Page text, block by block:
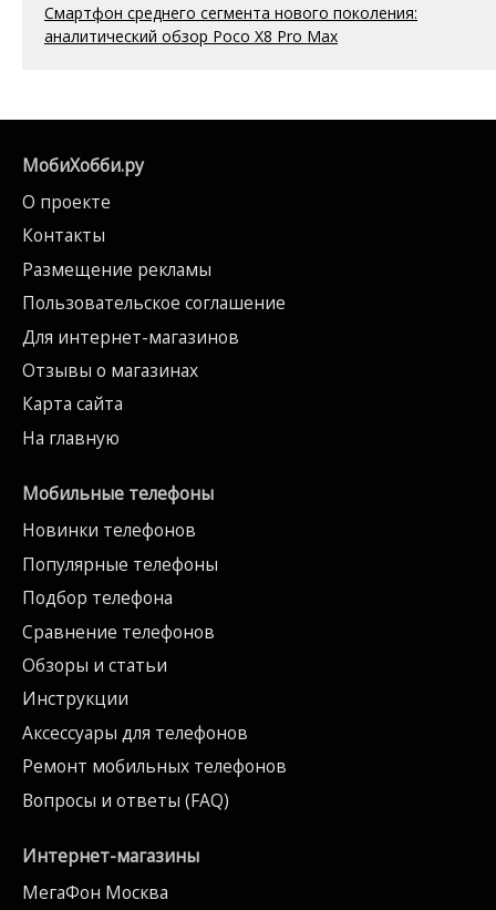
Смартфон среднего сегмента нового поколения:
аналитический обзор Poco X8 Pro Max
МобиХобби.ру
О проекте
Контакты
Размещение рекламы
Пользовательское соглашение
Для интернет-магазинов
Отзывы о магазинах
Карта сайта
На главную
Мобильные телефоны
Новинки телефонов
Популярные телефоны
Подбор телефона
Сравнение телефонов
Обзоры и статьи
Инструкции
Аксессуары для телефонов
Ремонт мобильных телефонов
Вопросы и ответы (FAQ)
Интернет-магазины
МегаФон Москва